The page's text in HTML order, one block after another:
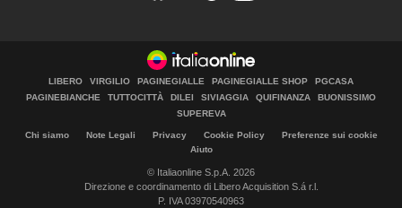
LIBERO VIRGILIO PAGINEGIALLE PAGINEGIALLE SHOP
PGCASA
PAGINEBIANCHE
TUTTOCITTÀ DILEI SIVIAGGIA QUIFINANZA
BUONISSIMO
SUPEREVA
Chi siamo Note Legali Privacy Cookie Policy
Preferenze sui cookie
Aiuto
© Italiaonline S.p.A. 2026
Direzione e coordinamento di Libero Acquisition S.á r.l.
P. IVA 03970540963